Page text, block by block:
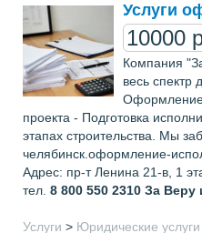
Услуги
10000
Компания
весь спектр
Оформление
проекта - Подготовка
этапах строительства. Мы
челябинск.оформление-
Адрес: пр-т Ленина 21-в, 1
тел. 8 800 550 2310 За Веру
Услуги > Юридические услуги